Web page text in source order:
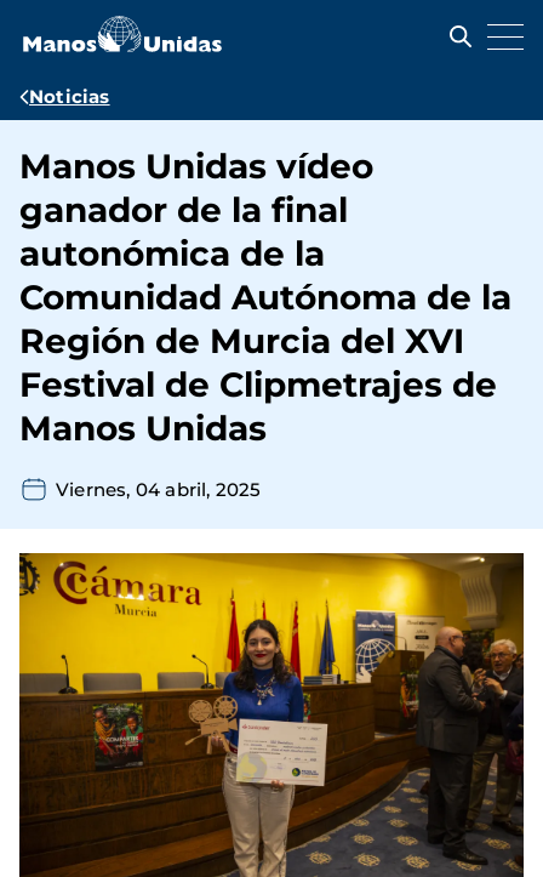
contenido
Ruta
navegación
Noticias
Manos Unidas vídeo
ganador de la final
autonómica de la
Comunidad Autónoma de la
Región de Murcia del XVI
Festival de Clipmetrajes de
Manos Unidas
Viernes, 04 abril, 2025